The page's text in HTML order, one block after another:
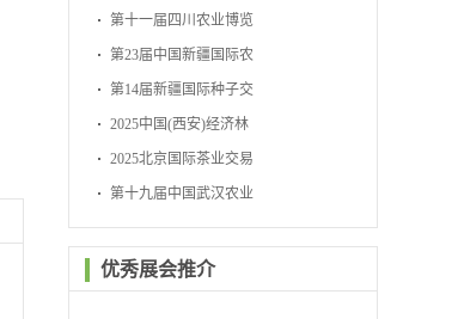
产品交易会
第十一届四川农业博览
会第23届中国新疆国际农
业博览会
第14届新疆国际种子交
易会2025中国(西安)经济林
暨林下经济产业博览会
2025北京国际茶业交易
博览会
第十九届中国武汉农业
博览会
优秀展会推介